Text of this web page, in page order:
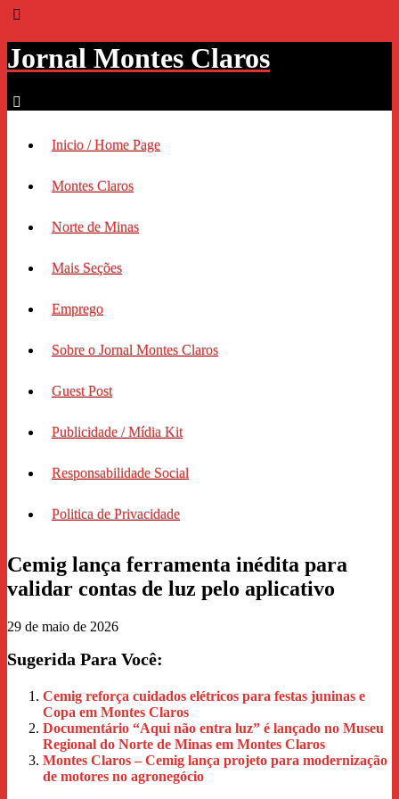
Jornal Montes Claros
Inicio / Home Page
Montes Claros
Norte de Minas
Mais Seções
Emprego
Sobre o Jornal Montes Claros
Guest Post
Publicidade / Mídia Kit
Responsabilidade Social
Politica de Privacidade
Cemig lança ferramenta inédita para
validar contas de luz pelo aplicativo
29 de maio de 2026
Sugerida Para Você:
Cemig reforça cuidados elétricos para festas juninas e
Copa em Montes Claros
Documentário “Aqui não entra luz” é lançado no Museu
Regional do Norte de Minas em Montes Claros
Montes Claros – Cemig lança projeto para modernização
de motores no agronegócio